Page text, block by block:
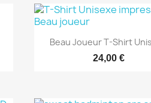
Aperçu rapide
Beau Joueur T-Shirt
24,00 €